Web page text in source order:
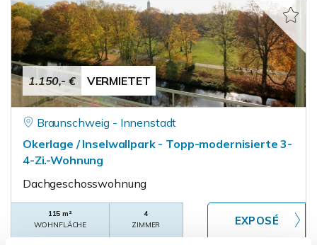
1.150,- € VERMIETET
Braunschweig - Innenstadt
Okerlage / Inselwallpark - Topp-modernisierte 3-
4-Zi.-Wohnung
Dachgeschosswohnung
115 m²
WOHNFLÄCHE
4
ZIMMER